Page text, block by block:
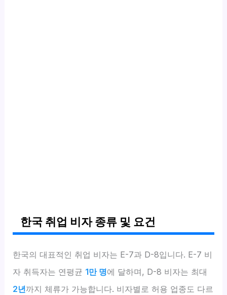
한국 취업 비자 종류 및 요건
한국의 대표적인 취업 비자는 E-7과 D-8입니다. E-7 비
자 취득자는 연평균 1만 명에 달하며, D-8 비자는 최대
2년까지 체류가 가능합니다. 비자별로 허용 업종도 다르